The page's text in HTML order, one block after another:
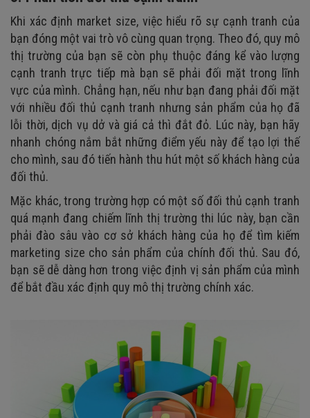
Khi xác định market size, việc hiểu rõ sự cạnh tranh của
bạn đóng một vai trò vô cùng quan trọng. Theo đó, quy mô
thị trường của bạn sẽ còn phụ thuộc đáng kể vào lượng
cạnh tranh trực tiếp mà bạn sẽ phải đối mặt trong lĩnh
vực của mình. Chẳng hạn, nếu như bạn đang phải đối mặt
với nhiều đối thủ cạnh tranh nhưng sản phẩm của họ đã
lỗi thời, dịch vụ dở và giá cả thì đắt đỏ. Lúc này, bạn hãy
nhanh chóng nắm bắt những điểm yếu này để tạo lợi thế
cho mình, sau đó tiến hành thu hút một số khách hàng của
đối thủ.
Mặc khác, trong trường hợp có một số đối thủ cạnh tranh
quá mạnh đang chiếm lĩnh thị trường thi lúc này, bạn cần
phải đào sâu vào cơ sở khách hàng của họ để tìm kiếm
marketing size cho sản phẩm của chính đối thủ. Sau đó,
bạn sẽ dễ dàng hơn trong việc định vị sản phẩm của mình
để bắt đầu xác định quy mô thị trường chính xác.